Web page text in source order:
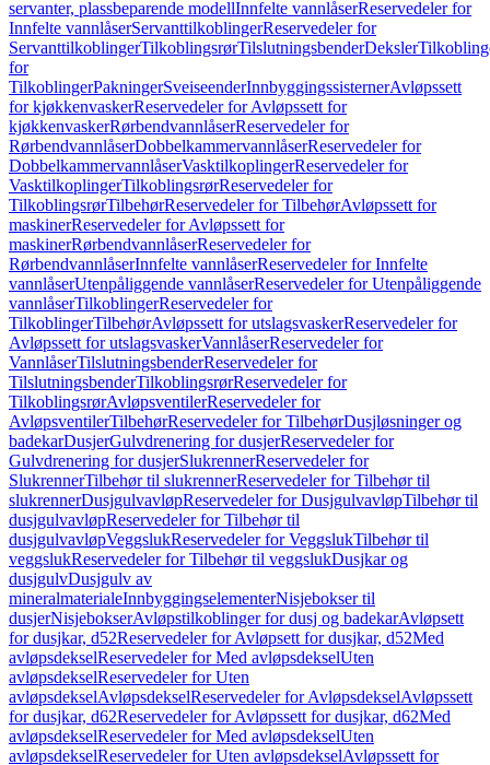
servanter, plassbeparende modellInnfelte vannlåserReservedeler for
Innfelte vannlåserServanttilkoblingerReservedeler for
ServanttilkoblingerTilkoblingsrørTilslutningsbenderDeksler
for
TilkoblingerPakningerSveiseenderInnbyggingssisternerAvløpssett
for kjøkkenvaskerReservedeler for Avløpssett for
kjøkkenvaskerRørbendvannlåserReservedeler for
RørbendvannlåserDobbelkammervannlåserReservedeler for
DobbelkammervannlåserVasktilkoplingerReservedeler for
VasktilkoplingerTilkoblingsrørReservedeler for
TilkoblingsrørTilbehørReservedeler for TilbehørAvløpssett for
maskinerReservedeler for Avløpssett for
maskinerRørbendvannlåserReservedeler for
RørbendvannlåserInnfelte vannlåserReservedeler for Innfelte
vannlåserUtenpåliggende vannlåserReservedeler for Utenpåliggende
vannlåserTilkoblingerReservedeler for
TilkoblingerTilbehørAvløpssett for utslagsvaskerReservedeler for
Avløpssett for utslagsvaskerVannlåserReservedeler for
VannlåserTilslutningsbenderReservedeler for
TilslutningsbenderTilkoblingsrørReservedeler for
TilkoblingsrørAvløpsventilerReservedeler for
AvløpsventilerTilbehørReservedeler for TilbehørDusjløsninger og
badekarDusjerGulvdrenering for dusjerReservedeler for
Gulvdrenering for dusjerSlukrennerReservedeler for
SlukrennerTilbehør til slukrennerReservedeler for Tilbehør til
slukrennerDusjgulvavløpReservedeler for DusjgulvavløpTilbehør til
dusjgulvavløpReservedeler for Tilbehør til
dusjgulvavløpVeggslukReservedeler for VeggslukTilbehør til
veggslukReservedeler for Tilbehør til veggslukDusjkar og
dusjgulvDusjgulv av
mineralmaterialeInnbyggingselementerNisjebokser til
dusjerNisjebokserAvløpstilkoblinger for dusj og badekarAvløpsett
for dusjkar, d52Reservedeler for Avløpsett for dusjkar, d52Med
avløpsdekselReservedeler for Med avløpsdekselUten
avløpsdekselReservedeler for Uten
avløpsdekselAvløpsdekselReservedeler for AvløpsdekselAvløpssett
for dusjkar, d62Reservedeler for Avløpssett for dusjkar, d62Med
avløpsdekselReservedeler for Med avløpsdekselUten
avløpsdekselReservedeler for Uten avløpsdekselAvløpssett for